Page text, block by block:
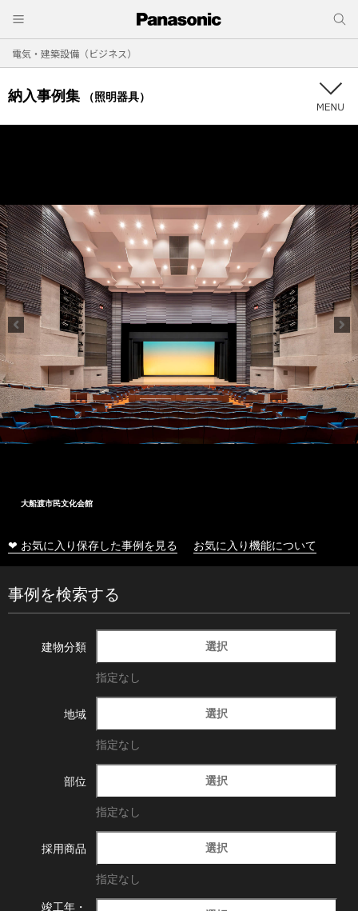
電気・建築設備（ビジネス）
納入事例集 （照明器具）
大船渡市民文化会館
❤ お気に入り保存した事例を見る お気に入り機能について
事例を検索する
建物分類 選択
指定なし
地域 選択
指定なし
部位 選択
指定なし
採用商品 選択
指定なし
竣工年・